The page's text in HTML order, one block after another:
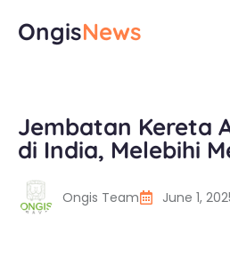
OngisNews
Jembatan Kereta
di India, Melebihi
Ongis Team June 1,